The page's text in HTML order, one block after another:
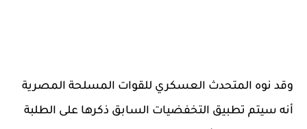
وقد نوه المتحدث العسكري للقوات المسلحة المصرية
أنه سيتم تطبيق التخفضيات السابق ذكرها على الطلبة